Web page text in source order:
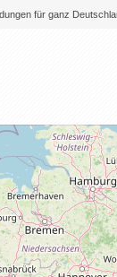
für ganz